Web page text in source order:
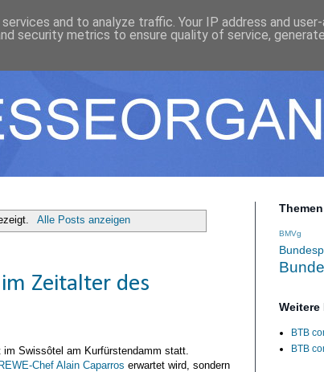
Alle Posts anzeigen
Zeitalter des
Swissôtel am Kurfürstendamm statt.
Chef Alain Caparros erwartet wird, sondern
Themen
BMVg
BTB
BTB
and to analyze traffic. Your IP address and
security metrics to ensure quality of service,